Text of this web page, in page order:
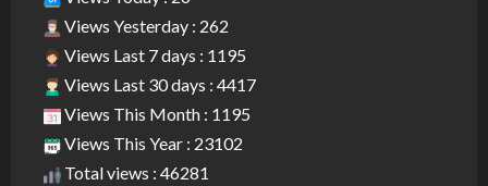
Views Yesterday : 262
Views Last 7 days : 1195
Views Last 30 days : 4417
Views This Month : 1195
Views This Year : 23102
Total views : 46281